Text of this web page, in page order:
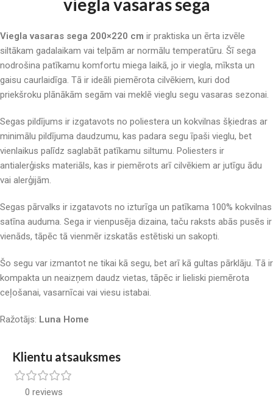
viegla vasaras sega
Viegla vasaras sega 200×220 cm ir praktiska un ērta izvēle
siltākam gadalaikam vai telpām ar normālu temperatūru. Šī sega
nodrošina patīkamu komfortu miega laikā, jo ir viegla, mīksta un
gaisu caurlaidīga. Tā ir ideāli piemērota cilvēkiem, kuri dod
priekšroku plānākām segām vai meklē vieglu segu vasaras sezonai.
Segas pildījums ir izgatavots no poliestera un kokvilnas šķiedras ar
minimālu pildījuma daudzumu, kas padara segu īpaši vieglu, bet
vienlaikus palīdz saglabāt patīkamu siltumu. Poliesters ir
antialerģisks materiāls, kas ir piemērots arī cilvēkiem ar jutīgu ādu
vai alerģijām.
Segas pārvalks ir izgatavots no izturīga un patīkama 100% kokvilnas
satīna auduma. Sega ir vienpusēja dizaina, taču raksts abās pusēs ir
vienāds, tāpēc tā vienmēr izskatās estētiski un sakopti.
Šo segu var izmantot ne tikai kā segu, bet arī kā gultas pārklāju. Tā ir
kompakta un neaizņem daudz vietas, tāpēc ir lieliski piemērota
ceļošanai, vasarnīcai vai viesu istabai.
Ražotājs: Luna Home
Klientu atsauksmes
0 reviews